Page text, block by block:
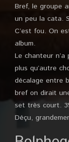
Bref, le groupe
un peu la cata.
C’est fou. On
album.
Le chanteur n’a
plus qu’autre
décalage entre
bref on dirait
set très court.
Déçu,